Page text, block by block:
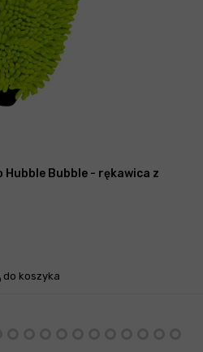
Hubble Bubble - rękawica z
do koszyka